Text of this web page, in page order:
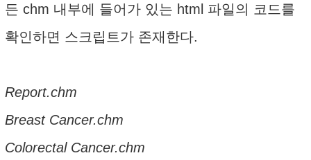
든 chm 내부에 들어가 있는 html 파일의 코드를
확인하면 스크립트가 존재한다.
Report.chm
Breast Cancer.chm
Colorectal Cancer.chm